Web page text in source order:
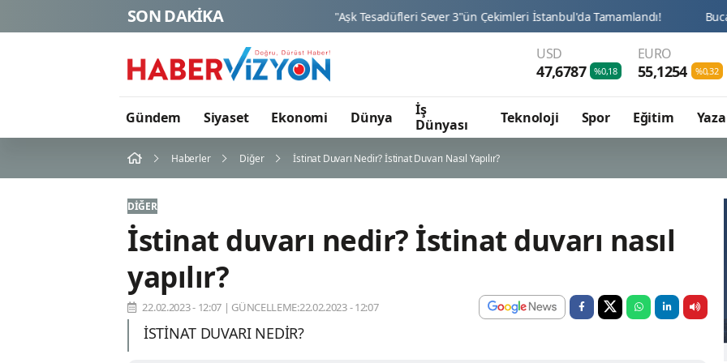
SON DAKİKA
USD
47,6787 %0,18
EURO
55,1254 %0,32
Gündem Siyaset Ekonomi Dünya
İş
Dünyası
Teknoloji Spor Eğitim
Haberler Diğer İstinat Duvarı Nedir? İstinat Duvarı Nasıl Yapılır?
DIĞER
İstinat duvarı nedir? İstinat duvarı nasıl
yapılır?
22.02.2023 - 12:07 | GÜNCELLEME:22.02.2023 - 12:07
İSTİNAT DUVARI NEDİR?